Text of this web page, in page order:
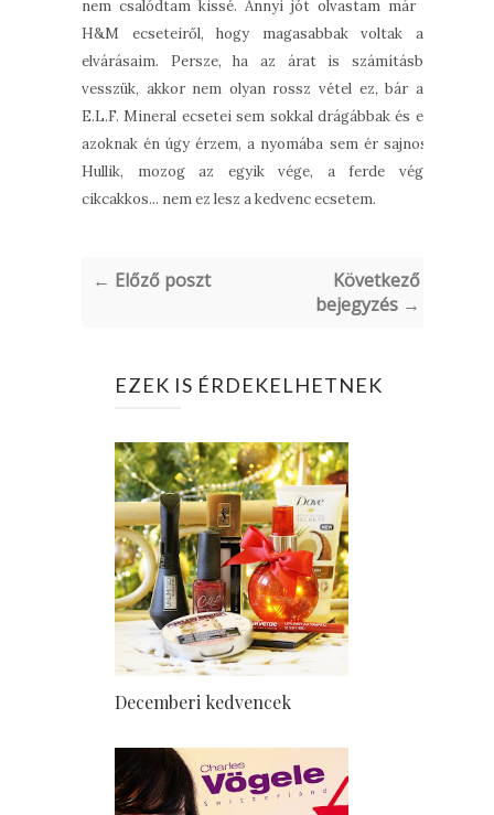
nem csalódtam kissé. Annyi jót olvastam már a
H&M ecseteiről, hogy magasabbak voltak az
elvárásaim. Persze, ha az árat is számításba
vesszük, akkor nem olyan rossz vétel ez, bár az
E.L.F. Mineral ecsetei sem sokkal drágábbak és ez
azoknak én úgy érzem, a nyomába sem ér sajnos.
Hullik, mozog az egyik vége, a ferde vége
cikcakkos... nem ez lesz a kedvenc ecsetem.
← Előző poszt
Következő
bejegyzés →
EZEK IS ÉRDEKELHETNEK
Decemberi kedvencek